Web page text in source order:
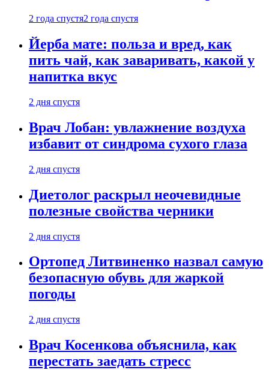
2 года спустя2 года спустя
Йерба мате: польза и вред, как
пить чай, как заваривать, какой у
напитка вкус
2 дня спустя
Врач Лобан: увлажнение воздуха
избавит от синдрома сухого глаза
2 дня спустя
Диетолог раскрыл неочевидные
полезные свойства черники
2 дня спустя
Ортопед Литвиненко назвал самую
безопасную обувь для жаркой
погоды
2 дня спустя
Врач Косенкова объяснила, как
перестать заедать стресс